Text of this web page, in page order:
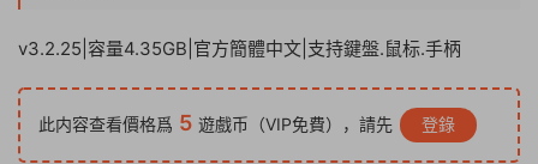
v3.2.25|容量4.35GB|官方簡體中文|支持鍵盤.鼠标.手柄
此内容查看價格爲 5 遊戲币（VIP免費），請先 登錄